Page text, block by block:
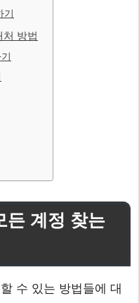
방법
든 계정 찾는
수 있는 방법들에 대